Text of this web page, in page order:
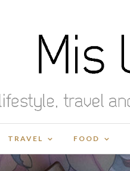
TRAVEL FOOD